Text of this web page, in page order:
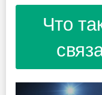
Что